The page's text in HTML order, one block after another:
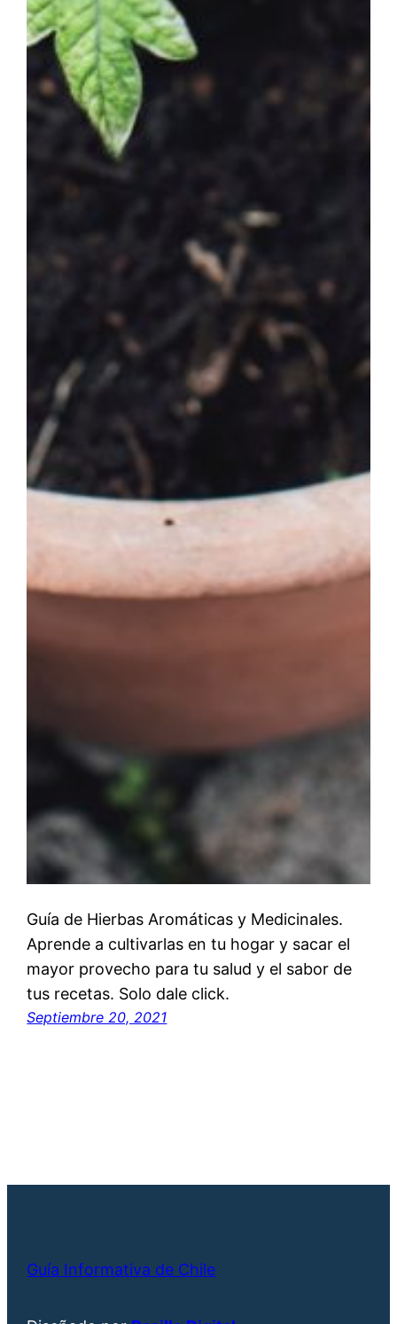
Guía de Hierbas Aromáticas y Medicinales.
Aprende a cultivarlas en tu hogar y sacar el
mayor provecho para tu salud y el sabor de
tus recetas. Solo dale click.
Septiembre 20, 2021
Guía Informativa de Chile